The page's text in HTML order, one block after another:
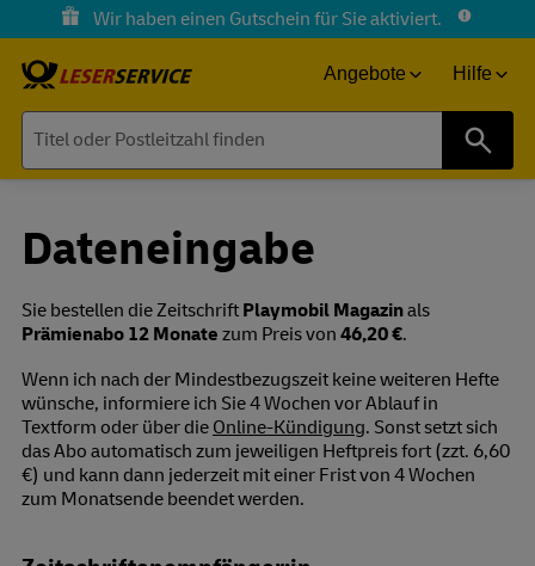
Wir haben einen Gutschein für Sie aktiviert.
Angebote Hilfe
Dateneingabe
Sie bestellen die Zeitschrift Playmobil Magazinals
Prämienabo 12 Monate zum Preis von 46,20 €.
Wenn ich nach der Mindestbezugszeit keine weiteren Hefte
wünsche, informiere ich Sie 4 Wochen vor Ablauf in
Textform oder über die Online-Kündigung. Sonst setzt sich
das Abo automatisch zum jeweiligen Heftpreis fort (zzt. 6,60
€) und kann dann jederzeit mit einer Frist von 4 Wochen
zum Monatsende beendet werden.